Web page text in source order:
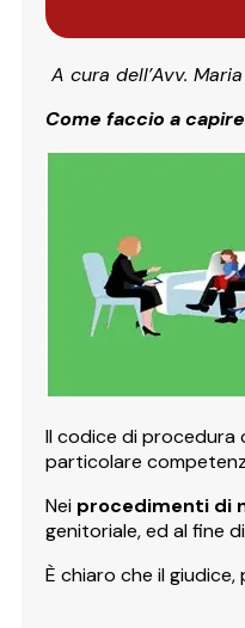
A cura dell’Avv.
Come faccio a
Il codice di procedura
particolare
Nei procedimenti di
genitoriale, ed al fine
È chiaro che il